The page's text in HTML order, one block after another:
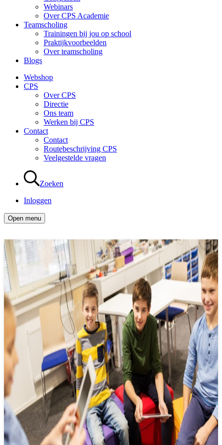
Webinars
Over CPS Academie
Teamscholing
Trainingen bij jou op school
Praktijkvoorbeelden
Over teamscholing
Blogs
Webshop
CPS
Over CPS
Directie
Ons team
Werken bij CPS
Contact
Contact
Routebeschrijving CPS
Veelgestelde vragen
Zoeken
Inloggen
Open menu